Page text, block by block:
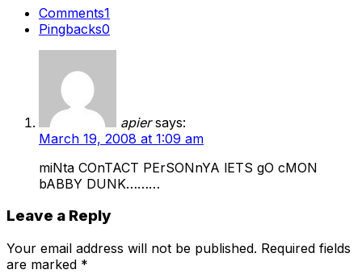
Comments1
Pingbacks0
apier says:
March 19, 2008 at 1:09 am
miNta COnTACT PErSONnYA lETS gO cMON
bABBY DUNK………
Leave a Reply
Your email address will not be published. Required fields
are marked *